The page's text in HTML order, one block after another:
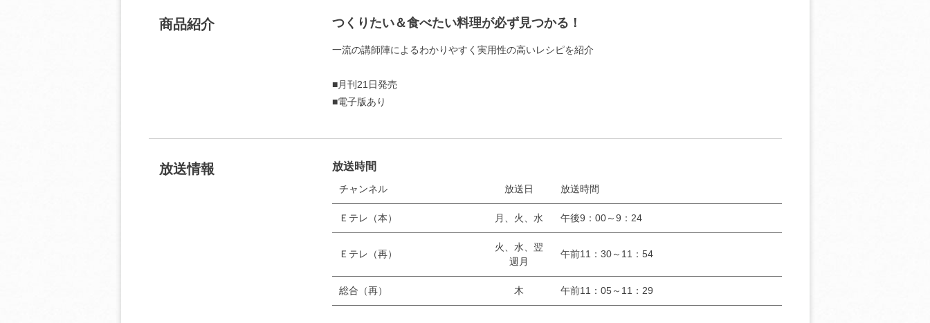
商品紹介 つくりたい＆食べたい料理が必ず見つかる！
一流の講師陣によるわかりやすく実用性の高いレシピを紹介
■月刊21日発売
■電子版あり
放送情報 放送時間
チャンネル 放送日 放送時間
Ｅテレ（本） 月、火、水 午後9：00～9：24
Ｅテレ（再）
火、水、翌
週月
午前11：30～11：54
総合（再） 木 午前11：05～11：29